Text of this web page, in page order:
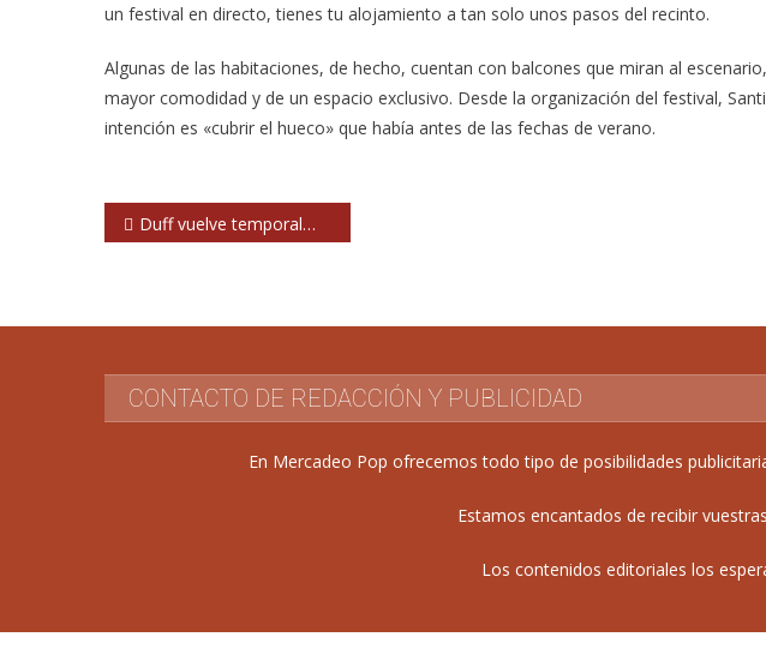
un festival en directo, tienes tu alojamiento a tan solo unos pasos del recinto.
Algunas de las habitaciones, de hecho, cuentan con balcones que miran al
mayor comodidad y de un espacio exclusivo. Desde la organización del festival,
intención es «cubrir el hueco» que había antes de las fechas de verano.
Navegación
Duff vuelve temporalmente a Guns n’ Roses
CONTACTO DE REDACCIÓN Y PUBLICIDAD
En Mercadeo Pop ofrecemos todo tipo de posibilidades
Estamos encantados de recibir
Los contenidos editoriales los